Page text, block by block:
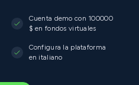
Cuenta demo con 100000
$ en fondos virtuales
Configura la plataforma
en italiano